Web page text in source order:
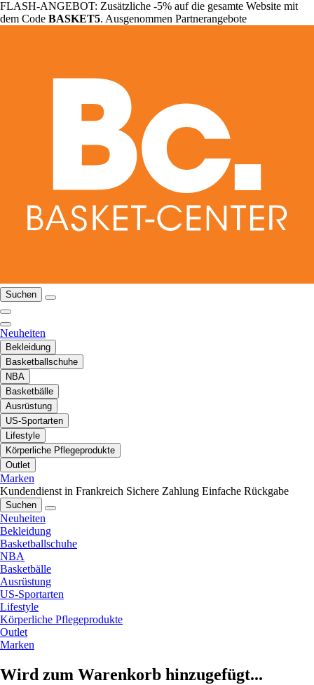
FLASH-ANGEBOT: Zusätzliche -5% auf die gesamte Website mit
dem Code BASKET5. Ausgenommen Partnerangebote
Suchen
Neuheiten
Bekleidung
Basketballschuhe
NBA
Basketbälle
Ausrüstung
US-Sportarten
Lifestyle
Körperliche Pflegeprodukte
Outlet
Marken
Kundendienst in Frankreich Sichere Zahlung Einfache Rückgabe
Suchen
Neuheiten
Bekleidung
Basketballschuhe
NBA
Basketbälle
Ausrüstung
US-Sportarten
Lifestyle
Körperliche Pflegeprodukte
Outlet
Marken
Wird zum Warenkorb hinzugefügt...